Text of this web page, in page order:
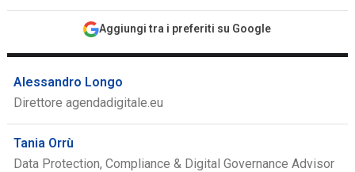
Aggiungi tra i preferiti su Google
Alessandro Longo
Direttore agendadigitale.eu
Tania Orrù
Data Protection, Compliance & Digital Governance Advisor